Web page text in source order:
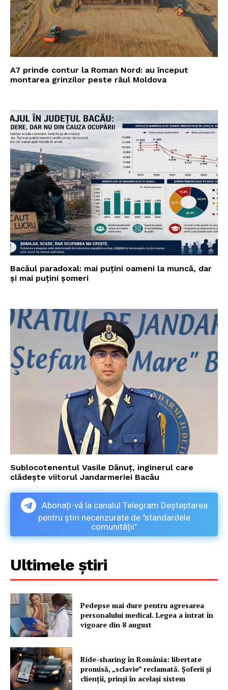
A7 prinde contur la Roman Nord: au început
montarea grinzilor peste râul Moldova
Bacăul paradoxal: mai puțini oameni la muncă, dar
și mai puțini șomeri
Sublocotenentul Vasile Dănuț, inginerul care
clădește viitorul Jandarmeriei Bacău
Abonați-vă la canalul Telegram Deșteptarea
pentru știri necenzurate de "standardele
comunității"
Ultimele știri
Pedepse mai dure pentru agresarea
personalului medical. Legea a intrat în
vigoare din 8 august
Ride-sharing în România: libertate
promisă, „sclavie” reclamată. Șoferii și
clienții, prinși în același sistem